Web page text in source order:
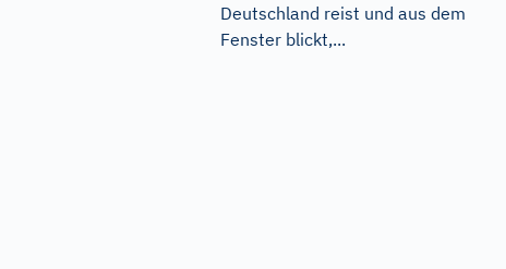
Deutschland reist und aus dem
Fenster blickt,...